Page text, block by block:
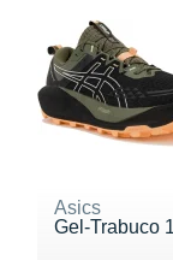
Asics
Gel-Trabuco